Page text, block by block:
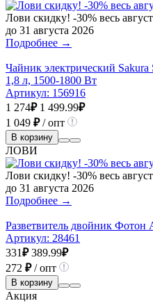
Лови скидку! -30% весь
до 31 августа 2026
Подробнее →
Чайник электрический
1,8 л, 1500-1800 Вт
Артикул: 156916
1 274₽ 1 499.99₽
1 049 ₽/ опт
В корзину
ЛОВИ
Лови скидку! -30% весь
до 31 августа 2026
Подробнее →
Разветвитель двойник Фотон
Артикул: 28461
331₽ 389.99₽
272 ₽/ опт
В корзину
Акция